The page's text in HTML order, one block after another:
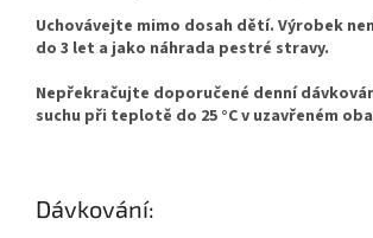
Uchovávejte mimo dosah dětí. Výrobek
do 3 let a jako náhrada pestré stravy.
Nepřekračujte doporučené denní
suchu při teplotě do 25 °C v uzavřeném
Dávkování: